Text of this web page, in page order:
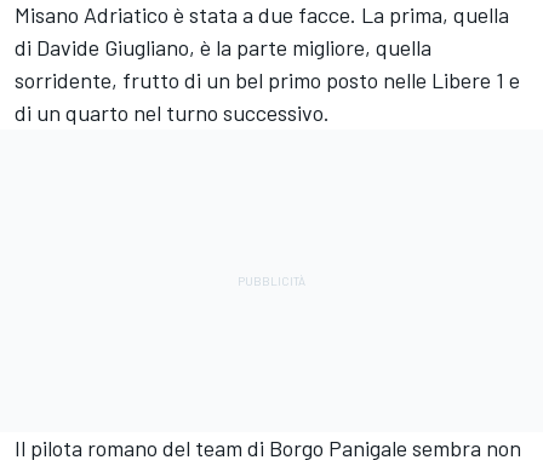
Misano Adriatico è stata a due facce. La prima, quella
di Davide Giugliano, è la parte migliore, quella
sorridente, frutto di un bel primo posto nelle Libere 1 e
di un quarto nel turno successivo.
Il pilota romano del team di Borgo Panigale sembra non